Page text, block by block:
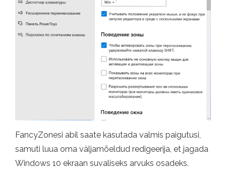
FancyZonesi abil saate kasutada valmis paigutusi,
samuti luua oma väljamõeldud redigeerija, et jagada
Windows 10 ekraan suvaliseks arvuks osadeks.